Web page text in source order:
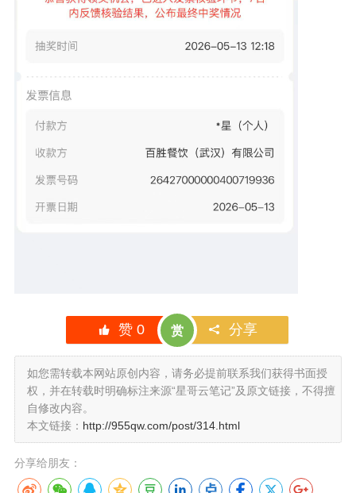
赞 0 赏 分享
如您需转载本网站原创内容，请务必提前联系我们获得书面授
权，并在转载时明确标注来源“星哥云笔记”及原文链接，不得擅
自修改内容。
本文链接： http://955qw.com/post/314.html
分享给朋友：